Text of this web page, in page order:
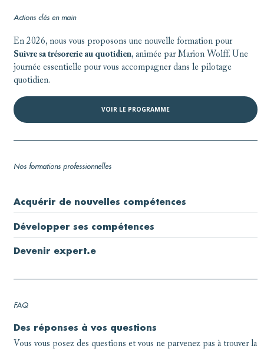
Actions clés en main
En 2026, nous vous proposons une nouvelle formation pour
Suivre sa trésorerie au quotidien, animée par Marion Wolff. Une
journée essentielle pour vous accompagner dans le pilotage
quotidien.
VOIR LE PROGRAMME
Nos formations professionnelles
Acquérir de nouvelles compétences
Développer ses compétences
Devenir expert.e
FAQ
Des réponses à vos questions
Vous vous posez des questions et vous ne parvenez pas à trouver la